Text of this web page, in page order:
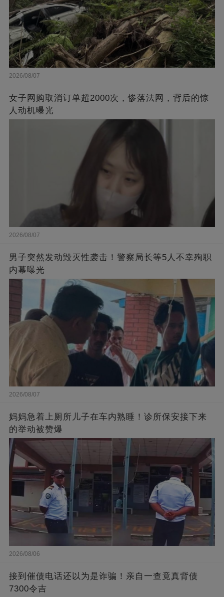
2026/08/07
女子网购取消订单超2000次，惨落法网，背后的惊
人动机曝光
2026/08/07
男子突然发动毁灭性袭击！警察局长等5人不幸殉职
内幕曝光
2026/08/07
妈妈急着上厕所儿子在车内熟睡！诊所保安接下来
的举动被赞爆
2026/08/06
接到催债电话还以为是诈骗！亲自一查竟真背债
7300令吉